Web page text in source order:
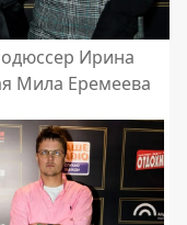
Ирина
Мила Еремеева